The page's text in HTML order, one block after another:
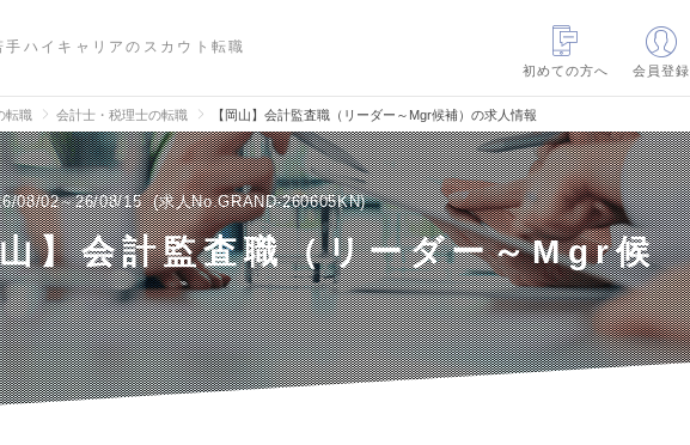
手ハイキャリアのスカウト転職
初めての方へ
会員登録
転職 会計士・税理士の転職 【岡山】会計監査職（リーダー～Mgr候補）の求人情報
08/02～26/08/15 求人No.GRAND-260605KN
】会計監査職（リーダー～Mgr候